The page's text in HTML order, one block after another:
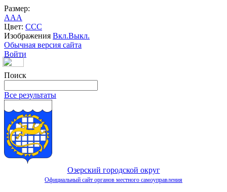
Размер:
AAA
Цвет: CCC
Изображения Вкл.Выкл.
Обычная версия сайта
Войти
Поиск
Все результаты
Озерский городской округ
Официальный сайт органов местного самоуправления